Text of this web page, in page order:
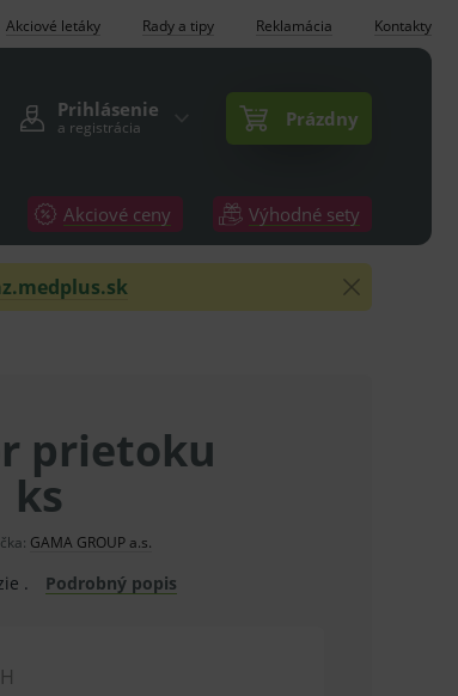
Akciové letáky Rady a tipy Reklamácia Kontakty
Prihlásenie
a registrácia Prázdny
Akciové ceny Výhodné sety
prietoku
ks
GAMA GROUP a.s.
. Podrobný popis